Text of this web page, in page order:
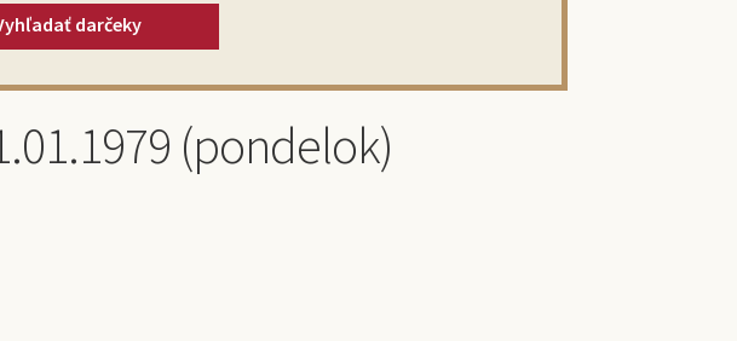
darčeky
(pondelok)